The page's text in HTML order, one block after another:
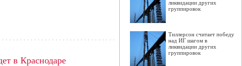
в Краснодаре
ликвидации других
группировок
Тиллерсон считает победу
над ИГ шагом в
ликвидации других
группировок